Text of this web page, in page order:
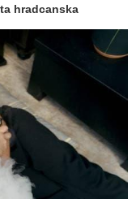
hradcanska